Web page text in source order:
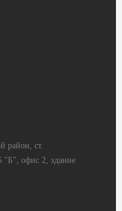
район, ст.
"Б", офис 2, здание